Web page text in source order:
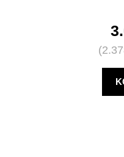
(